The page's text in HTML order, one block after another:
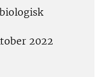
2022